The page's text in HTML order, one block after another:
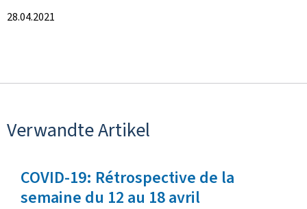
28.04.2021
Verwandte Artikel
COVID-19: Rétrospective de la
semaine du 12 au 18 avril